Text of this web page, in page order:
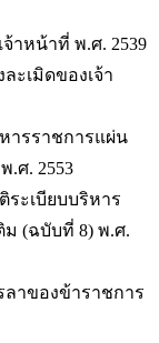
าหน้าที่ พ.ศ. 2539
เมิดของเจ้า
ารราชการแผ่น
.ศ. 2553
ะเบียบบริหาร
ม (ฉบับที่ 8) พ.ศ.
ลาของข้าราชการ